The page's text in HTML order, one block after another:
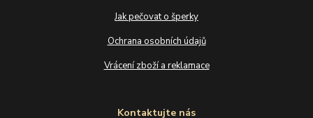
Jak pečovat o šperky
Ochrana osobních údajů
Vrácení zboží a reklamace
Kontaktujte nás